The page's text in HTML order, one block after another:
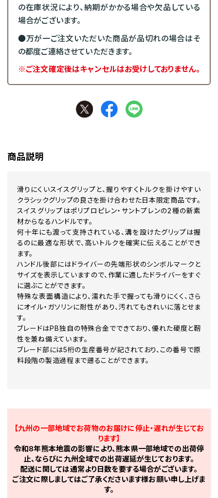
の在庫状況により、納期がかかる場合や欠品している
場合がございます。
●万が一ご注文いただいた商品が品切れの場合はそ
の都度ご連絡させていただきます。
※ご注文確定後はキャンセルはお受けしておりません。
商品説明
滑りにくいスイスグリップと、握りやすくトルクを掛けやすい
クラシックグリップの良さを掛け合わせた日本限定商品です。
スイスグリップはポリプロピレン・サントプレンの2種の新素
材からなるハンドルです。
何十年にも渡って支持されている、溝を設けたグリップは握
るのに最適な形状で、高いトルクを確実に伝えることができ
ます。
ハンドル後部にはドライバーの先端形状のシンボルマークと
サイズを表示していますので、作業に適したドライバーをすぐ
に選ぶことができます。
特殊な表面構造により、濡れた手で握っても滑りにくく、さら
にオイル・ガソリンに耐性があり、汚れてもきれいに落とせま
す。
ブレードはPB独自の特殊合金でできており、優れた硬度と靭
性を兼ね備えています。
ブレード部には5桁の生産番号が記されており、この番号で原
料段階の製造過程まで遡ることができます。
【九州の一部地域でお荷物のお届けに停止・遅れが生じてお
ります】
令和8年熊本地震の影響により、熊本県一部地域での出荷停
止、ならびに九州全域での出荷遅延が生じております。
配送に関しては通常より日数を要する場合がございます。
ご注文に際しましてはご了承くださいます様お願い申し上げま
す。